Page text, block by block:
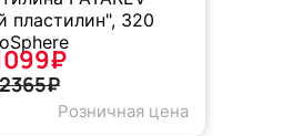
пластилин", 320
2365₽
Розничная цена